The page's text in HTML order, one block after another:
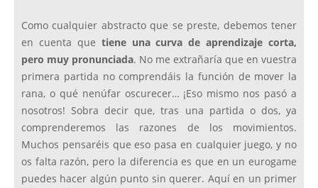
Como cualquier abstracto que se preste, debemos tener
en cuenta que tiene una curva de aprendizaje corta,
pero muy pronunciada. No me extrañaría que en vuestra
primera partida no comprendáis la función de mover la
rana, o qué nenúfar oscurecer… ¡Eso mismo nos pasó a
nosotros! Sobra decir que, tras una partida o dos, ya
comprenderemos las razones de los movimientos.
Muchos pensaréis que eso pasa en cualquier juego, y no
os falta razón, pero la diferencia es que en un eurogame
puedes hacer algún punto sin querer. Aquí en un primer